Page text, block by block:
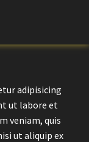
adipisicing
ut labore et
veniam, quis
ut aliquip ex